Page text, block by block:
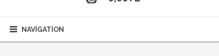
NAVIGATION